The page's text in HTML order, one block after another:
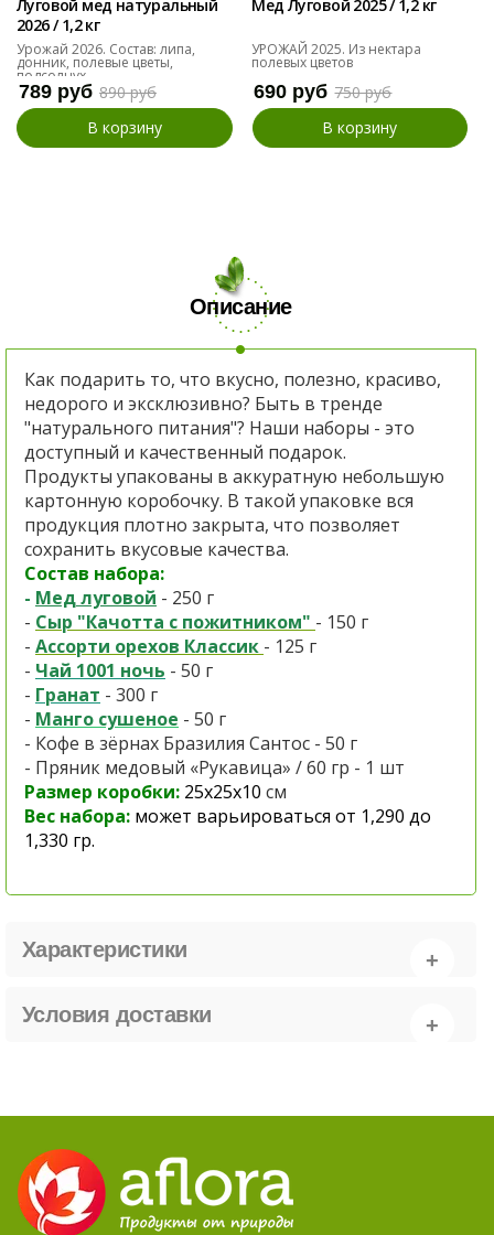
Луговой мед натуральный
2026 / 1,2 кг
Урожай 2026. Состав: липа,
донник, полевые цветы,
подсолнух
789 руб 890 руб
В корзину
Мед Луговой 2025 / 1,2 кг
УРОЖАЙ 2025. Из нектара
полевых цветов
690 руб 750 руб
В корзину
Описание
Как подарить то, что вкусно, полезно, красиво,
недорого и эксклюзивно? Быть в тренде
"натурального питания"? Наши наборы - это
доступный и качественный подарок.
Продукты упакованы в аккуратную небольшую
картонную коробочку. В такой упаковке вся
продукция плотно закрыта, что позволяет
сохранить вкусовые качества.
Состав набора:
- Мед луговой - 250 г
- Сыр "Качотта с пожитником" - 150 г
- Ассорти орехов Классик - 125 г
- Чай 1001 ночь - 50 г
- Гранат - 300 г
- Манго сушеное - 50 г
- Кофе в зёрнах Бразилия Сантос - 50 г
- Пряник медовый «Рукавица» / 60 гр - 1 шт
Размер коробки: 25х25х10 см
Вес набора: может варьироваться от 1,290 до
1,330 гр.
Характеристики
Условия доставки